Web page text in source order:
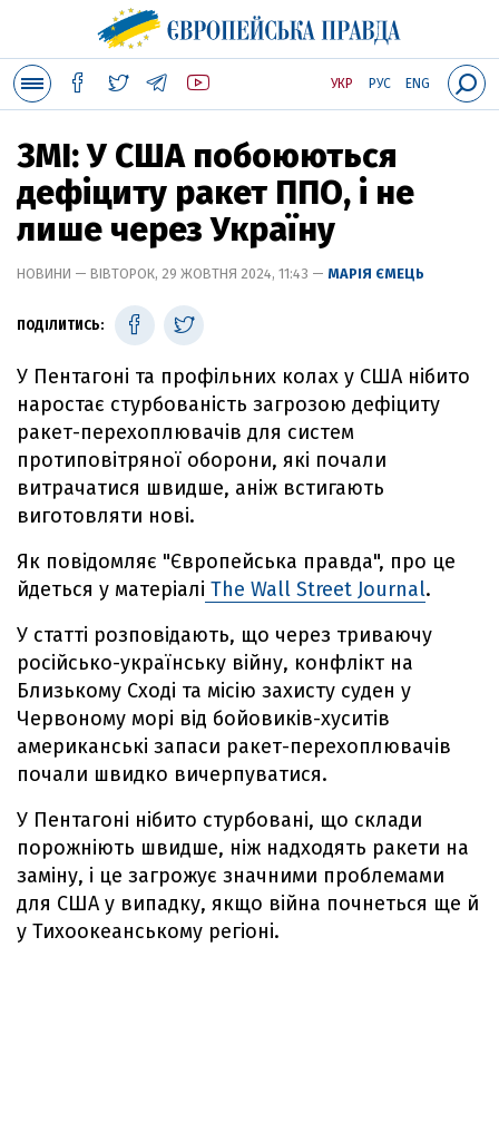
УКР РУС ENG
ЗМІ: У США побоюються
дефіциту ракет ППО, і не
лише через Україну
НОВИНИ — ВІВТОРОК, 29 ЖОВТНЯ 2024, 11:43 — МАРІЯ ЄМЕЦЬ
ПОДІЛИТИСЬ:
У Пентагоні та профільних колах у США нібито
наростає стурбованість загрозою дефіциту
ракет-перехоплювачів для систем
протиповітряної оборони, які почали
витрачатися швидше, аніж встигають
виготовляти нові.
Як повідомляє "Європейська правда", про це
йдеться у матеріалі The Wall Street Journal.
У статті розповідають, що через триваючу
російсько-українську війну, конфлікт на
Близькому Сході та місію захисту суден у
Червоному морі від бойовиків-хуситів
американські запаси ракет-перехоплювачів
почали швидко вичерпуватися.
У Пентагоні нібито стурбовані, що склади
порожніють швидше, ніж надходять ракети на
заміну, і це загрожує значними проблемами
для США у випадку, якщо війна почнеться ще й
у Тихоокеанському регіоні.